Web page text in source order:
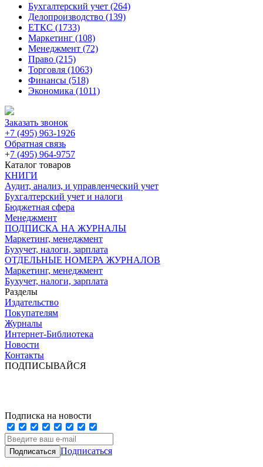
Бухгалтерский учет (264)
Делопроизводство (139)
ЕТКС (1733)
Маркетинг (108)
Менеджмент (72)
Право (215)
Торговля (1063)
Финансы (518)
Экономика (1011)
Заказать звонок
+7 (495) 963-1926
Обратная связь
+7 (495) 964-9757
Каталог товаров
КНИГИ
Аудит, анализ, и управленческий учет
Бухгалтерский учет и налоги
Бюджетная сфера
Менеджмент
ПОДПИСКА НА ЖУРНАЛЫ
Маркетинг, менеджмент
Бухучет, налоги, зарплата
ОТДЕЛЬНЫЕ НОМЕРА ЖУРНАЛОВ
Маркетинг, менеджмент
Бухучет, налоги, зарплата
Разделы
Издательство
Покупателям
Журналы
Интернет-Библиотека
Новости
Контакты
ПОДПИСЫВАЙСЯ
Подписка на новости
Подписаться